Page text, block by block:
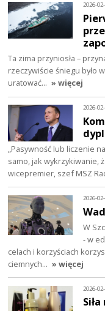
2026-
Ta zima przyniosła –
rzeczywiście śniegu było
uratować… » więcej
2026-
„Pasywność lub liczenie
samo, jak wykrzykiwanie,
wicepremier, szef MSZ
2026-
W
- w
celach i korzyściach
ciemnych… » więcej
2026-